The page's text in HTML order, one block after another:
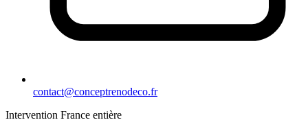
contact@conceptrenodeco.fr
Intervention France entière